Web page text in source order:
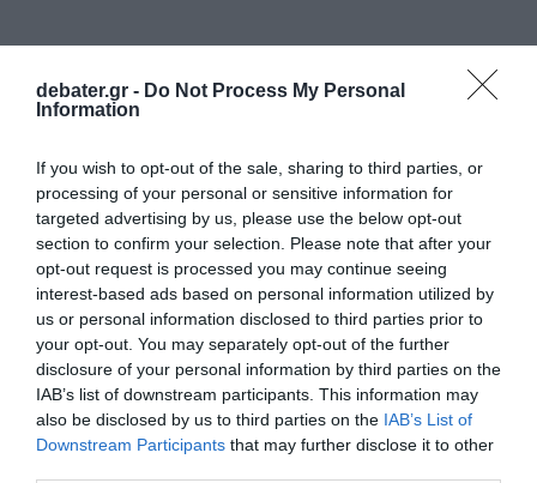
debater.gr - Do Not Process My Personal
Information
If you wish to opt-out of the sale, sharing to third parties, or
processing of your personal or sensitive information for
targeted advertising by us, please use the below opt-out
section to confirm your selection. Please note that after your
opt-out request is processed you may continue seeing
interest-based ads based on personal information utilized by
us or personal information disclosed to third parties prior to
your opt-out. You may separately opt-out of the further
disclosure of your personal information by third parties on the
IAB’s list of downstream participants. This information may
also be disclosed by us to third parties on the IAB’s List of
Downstream Participants that may further disclose it to other